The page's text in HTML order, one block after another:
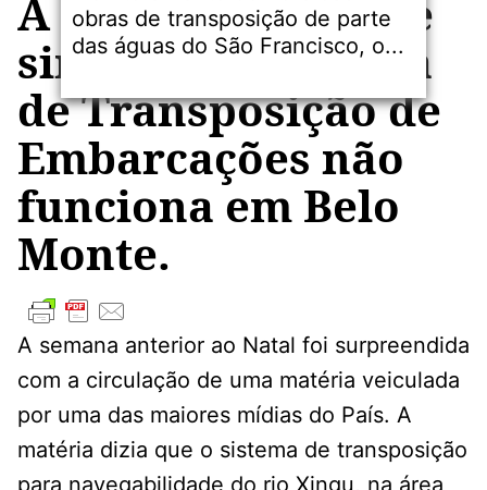
A NESA afirma que
sim, mas o Sistema
de Transposição de
Embarcações não
funciona em Belo
Monte.
A semana anterior ao Natal foi surpreendida
com a circulação de uma matéria veiculada
por uma das maiores mídias do País. A
matéria dizia que o sistema de transposição
para navegabilidade do rio Xingu, na área
obras de transposição de parte
das águas do São Francisco, o...